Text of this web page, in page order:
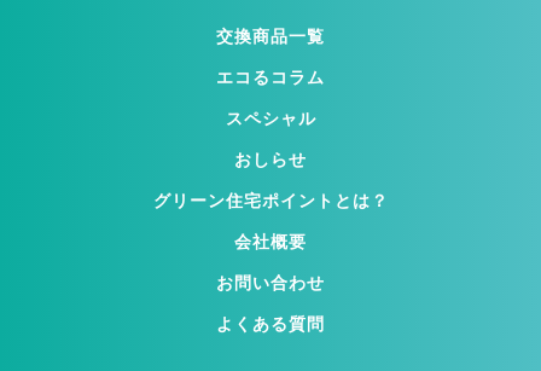
交換商品一覧
エコるコラム
スペシャル
おしらせ
グリーン住宅ポイントとは？
会社概要
お問い合わせ
よくある質問